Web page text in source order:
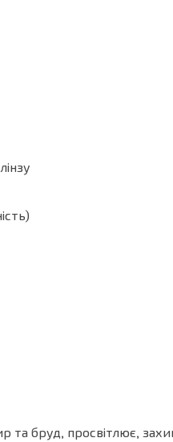
бруд, просвітлює,